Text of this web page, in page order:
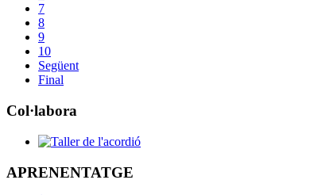
7
8
9
10
Següent
Final
Col·labora
APRENENTATGE